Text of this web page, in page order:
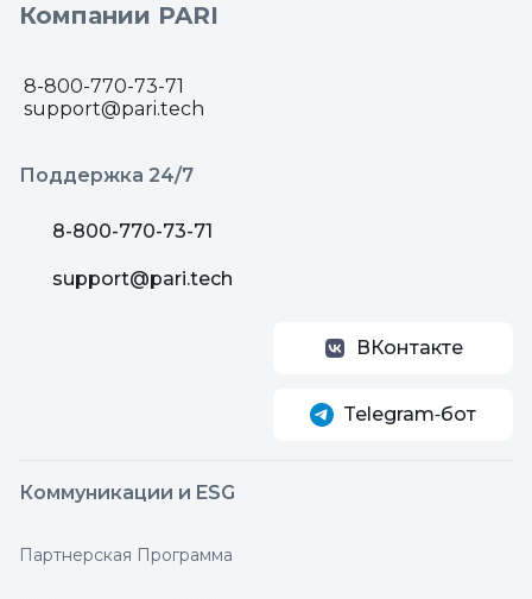
Компании PARI
8-800-770-73-71
support@pari.tech
Поддержка 24/7
8-800-770-73-71
support@pari.tech
ВКонтакте
Telegram‑бот
Коммуникации и ESG
Партнерская Программа